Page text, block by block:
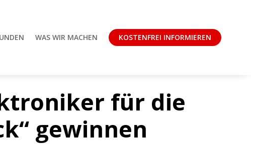
WAS WIR MACHEN KOSTENFREI INFORMIEREN
für die
gewinnen